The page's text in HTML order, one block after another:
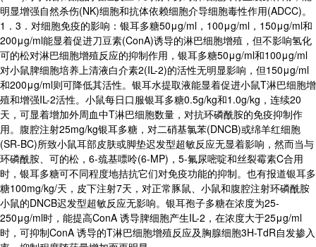
明显增强自然杀伤(NK)细胞和抗体依赖细胞介导细胞毒性作用(ADCC)。
1．3．对细胞免疫的影响：银耳多糖50μg/ml，100μg/ml，150μg/ml和
200μg/ml能显着促进刀豆素(ConA)诱导的淋巴细胞增殖，但不影响氢化
可的松对淋巴细胞增殖反应的抑制作用，银耳多糖50μg/ml和100μg/ml
对小鼠脾细胞培养上清液白介素2(IL-2)的活性无明显影响，但150μg/ml
和200μg/ml则可降低其活性。银耳水提取液能显着促进小鼠T淋巴细胞增
殖和增强IL-2活性。小鼠每日口服银耳多糖0.5g/kg和1.0g/kg，连续20
天，可显着增加外周血中T淋巴细胞数量，对抗环磷酰胺的免疫抑制作
用。腹腔注射25mg/kg银耳多糖，对二硝基氯苯(DNCB)或绵羊红细胞
(SR-BC)所致小鼠耳部皮肤或脚垫迟发型超敏反应无显着影响，然而当与
环磷酰胺、可的松，6-巯基嘌呤(6-MP)，5-氟尿嘧啶和丝裂霉素C合用
时，银耳多糖可不同程度地拮抗它们对免疫功能的抑制。也有报道银耳多
糖100mg/kg/天，皮下注射7天，对正常豚鼠、小鼠和腹腔注射环磷酰胺
小鼠的DNCB迟发型超敏反应无影响。银耳孢子多糖在浓度为25-
250μg/ml时，能提高ConA 诱导脾细胞产生IL-2，在浓度大于25μg/ml
时，可抑制ConA 诱导的T淋巴细胞增殖反应及胸腺细胞3H-TdR自发掺入